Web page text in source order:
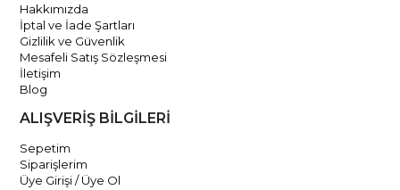
Hakkımızda
İptal ve İade Şartları
Gizlilik ve Güvenlik
Mesafeli Satış Sözleşmesi
İletişim
Blog
ALIŞVERİŞ BİLGİLERİ
Sepetim
Siparişlerim
Üye Girişi / Üye Ol